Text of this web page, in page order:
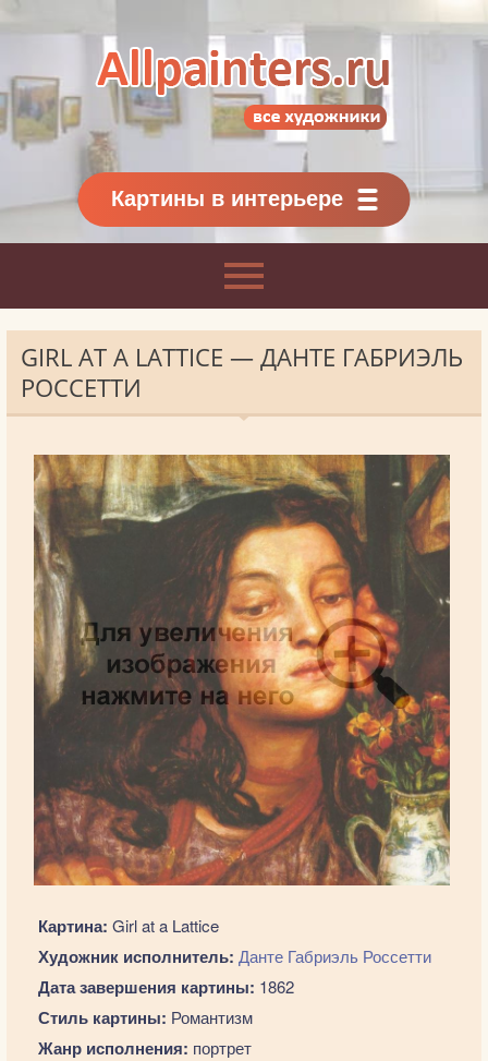
Картины классиков
и современников
Картины в интерьере
GIRL AT A LATTICE — ДАНТЕ ГАБРИЭЛЬ
РОССЕТТИ
Картина: Girl at a Lattice
Художник исполнитель: Данте Габриэль Россетти
Дата завершения картины: 1862
Стиль картины: Романтизм
Жанр исполнения: портрет